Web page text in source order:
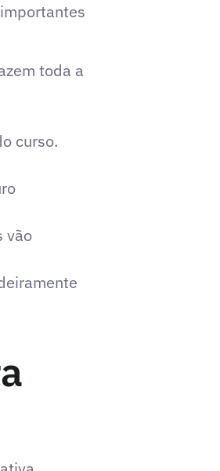
toda a
curso.
vão